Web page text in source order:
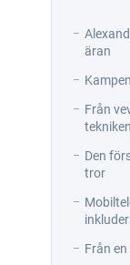
äran
Från
Den
tror
Från